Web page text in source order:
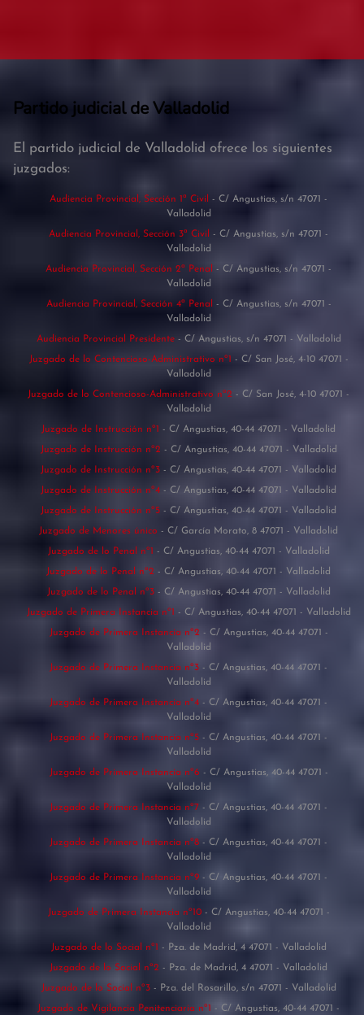
Partido judicial de Valladolid
El partido judicial de Valladolid ofrece los siguientes
juzgados:
Audiencia Provincial, Sección 1ª Civil - C/ Angustias, s/n 47071 -
Valladolid
Audiencia Provincial, Sección 3ª Civil - C/ Angustias, s/n 47071 -
Valladolid
Audiencia Provincial, Sección 2ª Penal - C/ Angustias, s/n 47071 -
Valladolid
Audiencia Provincial, Sección 4ª Penal - C/ Angustias, s/n 47071 -
Valladolid
Audiencia Provincial Presidente - C/ Angustias, s/n 47071 - Valladolid
Juzgado de lo Contencioso-Administrativo nº1 - C/ San José, 4-10 47071 -
Valladolid
Juzgado de lo Contencioso-Administrativo nº2 - C/ San José, 4-10 47071 -
Valladolid
Juzgado de Instrucción nº1 - C/ Angustias, 40-44 47071 - Valladolid
Juzgado de Instrucción nº2 - C/ Angustias, 40-44 47071 - Valladolid
Juzgado de Instrucción nº3 - C/ Angustias, 40-44 47071 - Valladolid
Juzgado de Instrucción nº4 - C/ Angustias, 40-44 47071 - Valladolid
Juzgado de Instrucción nº5 - C/ Angustias, 40-44 47071 - Valladolid
Juzgado de Menores único - C/ García Morato, 8 47071 - Valladolid
Juzgado de lo Penal nº1 - C/ Angustias, 40-44 47071 - Valladolid
Juzgado de lo Penal nº2 - C/ Angustias, 40-44 47071 - Valladolid
Juzgado de lo Penal nº3 - C/ Angustias, 40-44 47071 - Valladolid
Juzgado de Primera Instancia nº1 - C/ Angustias, 40-44 47071 - Valladolid
Juzgado de Primera Instancia nº2 - C/ Angustias, 40-44 47071 -
Valladolid
Juzgado de Primera Instancia nº3 - C/ Angustias, 40-44 47071 -
Valladolid
Juzgado de Primera Instancia nº4 - C/ Angustias, 40-44 47071 -
Valladolid
Juzgado de Primera Instancia nº5 - C/ Angustias, 40-44 47071 -
Valladolid
Juzgado de Primera Instancia nº6 - C/ Angustias, 40-44 47071 -
Valladolid
Juzgado de Primera Instancia nº7 - C/ Angustias, 40-44 47071 -
Valladolid
Juzgado de Primera Instancia nº8 - C/ Angustias, 40-44 47071 -
Valladolid
Juzgado de Primera Instancia nº9 - C/ Angustias, 40-44 47071 -
Valladolid
Juzgado de Primera Instancia nº10 - C/ Angustias, 40-44 47071 -
Valladolid
Juzgado de lo Social nº1 - Pza. de Madrid, 4 47071 - Valladolid
Juzgado de lo Social nº2 - Pza. de Madrid, 4 47071 - Valladolid
Juzgado de lo Social nº3 - Pza. del Rosarillo, s/n 47071 - Valladolid
Juzgado de Vigilancia Penitenciaria nº1 - C/ Angustias, 40-44 47071 -